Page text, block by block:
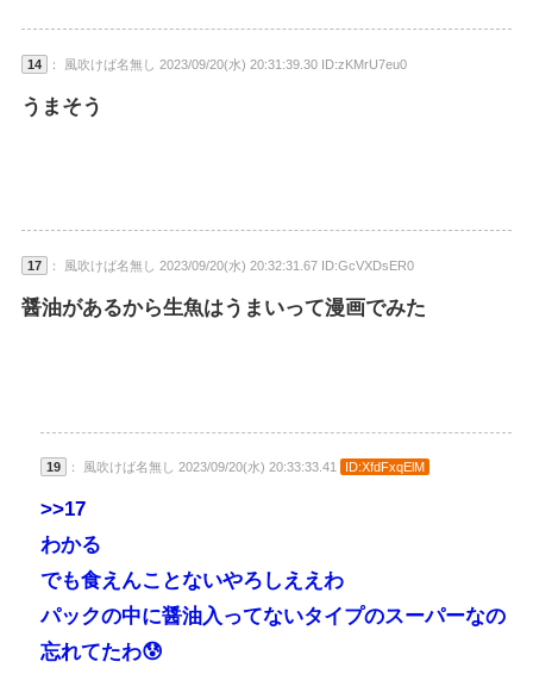
14 ： 風吹けば名無し 2023/09/20(水) 20:31:39.30 ID:zKMrU7eu0
うまそう
17 ： 風吹けば名無し 2023/09/20(水) 20:32:31.67 ID:GcVXDsER0
醤油があるから生魚はうまいって漫画でみた
19 ： 風吹けば名無し 2023/09/20(水) 20:33:33.41 ID:XfdFxqElM
>>17
わかる
でも食えんことないやろしええわ
パックの中に醤油入ってないタイプのスーパーなの
忘れてたわ😰